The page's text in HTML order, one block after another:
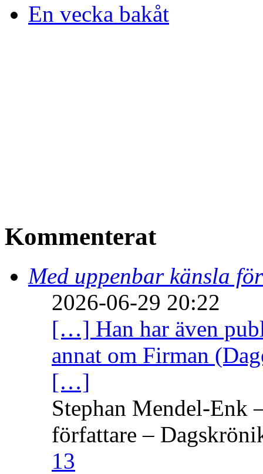
En vecka bakåt
Kommenterat
Med uppenbar känsla
2026-06-29 20:22
[…] Han har även
annat om Firman
[…]
Stephan Mendel-Enk
författare –
13